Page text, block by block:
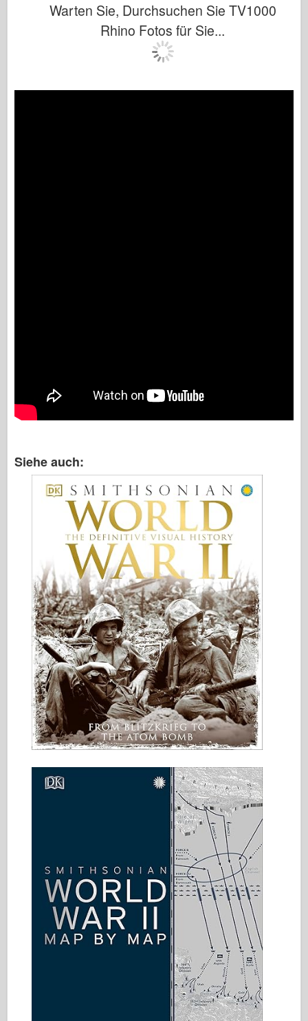
Dvds
Warten Sie, Durchsuchen Sie TV1000
Rhino Fotos für Sie...
Siehe auch: